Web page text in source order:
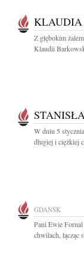
KLAUDIA
Z głębokim
Klaudii
W dniu 5
długiej i ciężkiej
GDAŃSK
Pani Ewie
chwilach, łącząc